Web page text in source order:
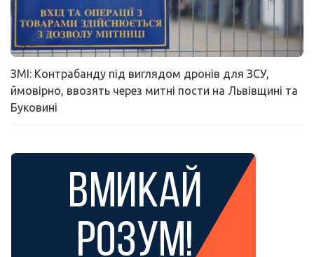
ЗМІ: Контрабанду під виглядом дронів для ЗСУ,
ймовірно, ввозять через митні пости на Львівщині та
Буковині